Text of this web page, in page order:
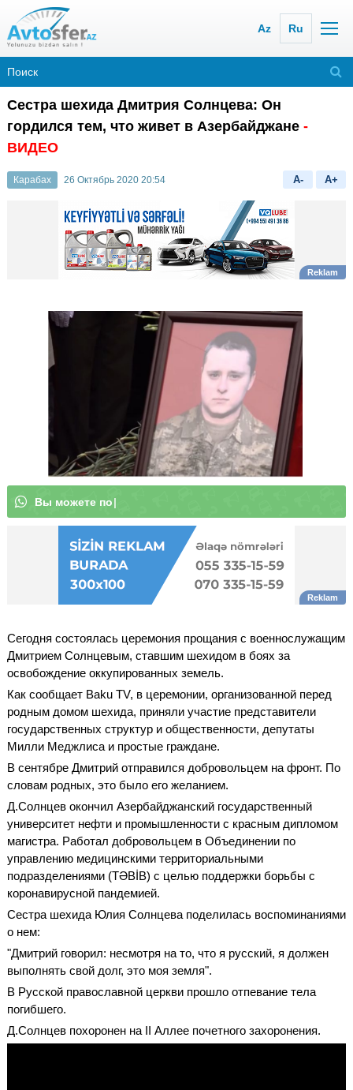
Az Ru
Сестра шехида Дмитрия Солнцева: Он
гордился тем, что живет в Азербайджане -
ВИДЕО
Карабах 26 Октябрь 2020 20:54 A- A+
Вы м|
Сегодня состоялась церемония прощания с военнослужащим
Дмитрием Солнцевым, ставшим шехидом в боях за
освобождение оккупированных земель.
Как сообщает Baku TV, в церемонии, организованной перед
родным домом шехида, приняли участие представители
государственных структур и общественности, депутаты
Милли Меджлиса и простые граждане.
В сентябре Дмитрий отправился добровольцем на фронт. По
словам родных, это было его желанием.
Д.Солнцев окончил Азербайджанский государственный
университет нефти и промышленности с красным дипломом
магистра. Работал добровольцем в Объединении по
управлению медицинскими территориальными
подразделениями (TƏBİB) с целью поддержки борьбы с
коронавирусной пандемией.
Сестра шехида Юлия Солнцева поделилась воспоминаниями
о нем:
"Дмитрий говорил: несмотря на то, что я русский, я должен
выполнять свой долг, это моя земля".
В Русской православной церкви прошло отпевание тела
погибшего.
Д.Солнцев похоронен на II Аллее почетного захоронения.